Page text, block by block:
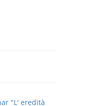
"L' eredità